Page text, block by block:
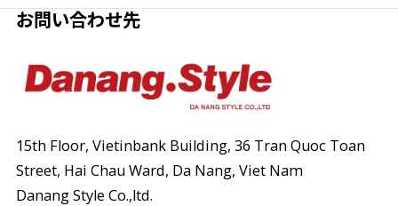
お問い合わせ先
15th Floor, Vietinbank Building, 36 Tran Quoc Toan
Street, Hai Chau Ward, Da Nang, Viet Nam
Danang Style Co.,ltd.